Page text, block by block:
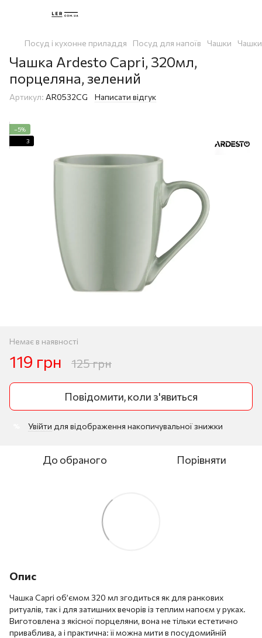
Посуд і кухонне приладдя Посуд для напоїв Чашки
Чашка Ardesto Capri, 320мл,
порцеляна, зелений
Артикул: AR0532CG Написати відгук
−5%
3
Немає в наявності
119 грн 125 грн
Повідомити, коли з'явиться
Увійти для відображення накопичувальної знижки
До обраного Порівняти
Опис
Чашка Capri об’ємом 320 мл згодиться як для ранкових
ритуалів, так і для затишних вечорів із теплим напоєм у руках.
Виготовлена з якісної порцеляни, вона не тільки естетично
приваблива, а і практична: її можна мити в посудомийній